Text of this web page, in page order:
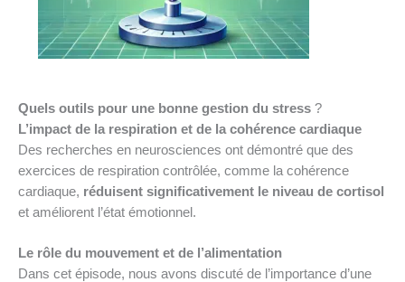
Quels outils pour une bonne gestion du stress ?
L’impact de la respiration et de la cohérence cardiaque
Des recherches en neurosciences ont démontré que des
exercices de respiration contrôlée, comme la cohérence
cardiaque, réduisent significativement le niveau de cortisol
et améliorent l’état émotionnel.
Le rôle du mouvement et de l’alimentation
Dans cet épisode, nous avons discuté de l’importance d’une